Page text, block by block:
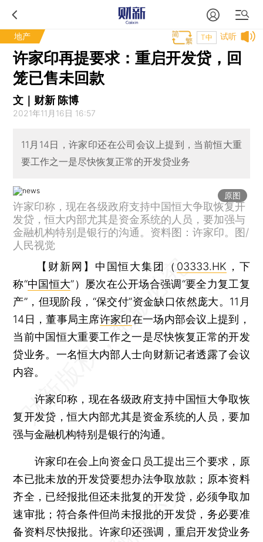
地产 试听
T中
许家印再提要求：重启开发贷，回
笼已售未回款
文｜财新 陈博
2021年11月16日 16:57
11月14日，许家印还在公司会议上提到，当前恒大重
要工作之一是尽快恢复正常的开发贷业务
原图
许家印称，现在各级政府支持中国恒大争取恢复开
发贷，恒大内部尤其是资金系统的人员，要加强与
金融机构特别是银行的沟通。资料图：许家印。图/
人民视觉
【财新网】 中国恒大集团（ 03333.HK ，下
称“中国恒大”）屡次在公开场合强调“要全力复工复
产”，但现阶段，“保交付”资金缺口依然庞大。11月
14日，董事局主席许家印在一场内部会议上提到，
当前中国恒大重要工作之一是尽快恢复正常的开发
贷业务。一名恒大内部人士向财新记者透露了会议
内容。
许家印称，现在各级政府支持中国恒大争取恢
复开发贷，恒大内部尤其是资金系统的人员，要加
强与金融机构特别是银行的沟通。
许家印在会上向资金口员工提出三个要求，原
本已批未放的开发贷要想办法争取放款；原本资料
齐全，已经报批但还未批复的开发贷，必须争取加
速审批；符合条件但尚未报批的开发贷，务必要准
备资料尽快报批。许家印还强调，重启开发贷业务